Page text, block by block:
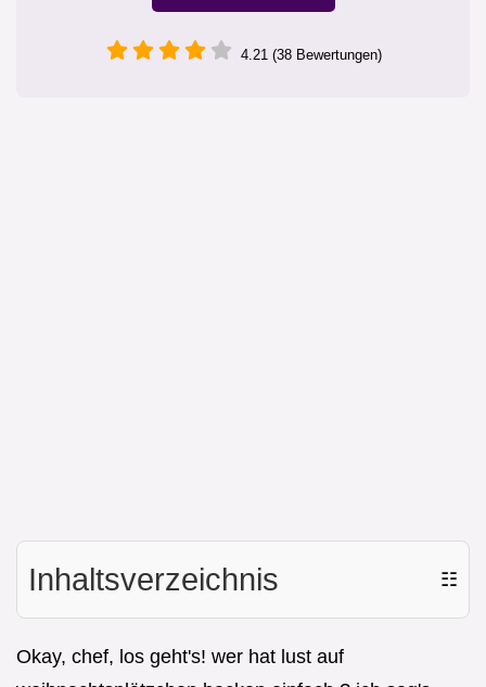
4.21 (38 Bewertungen)
Inhaltsverzeichnis ☷
Okay, chef, los geht's! wer hat lust auf